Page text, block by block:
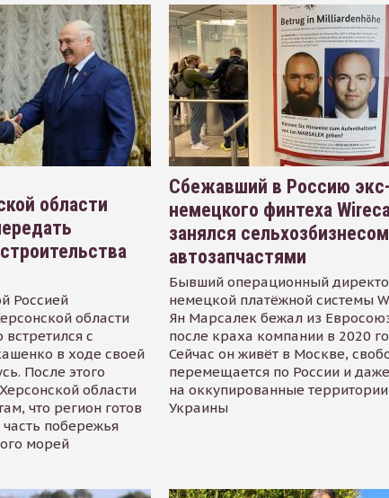
области
Россией
области
с
в ходе своей
После этого
области
что регион готов
побережья
морей
Сбежавший в Россию
немецкого финтеха
занялся
автозапчастями
Бывший операционный
немецкой платёжной системы
Ян Марсалек бежал из
после краха компании в 2020
Сейчас он живёт в Москве,
перемещается по России и
на оккупированные территории
Украины